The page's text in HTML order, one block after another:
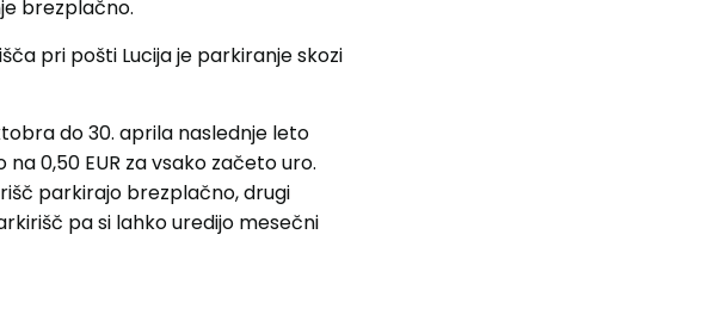
brezplačno.
pri pošti Lucija je parkiranje skozi
do 30. aprila naslednje leto
0,50 EUR za vsako začeto uro.
parkirajo brezplačno, drugi
pa si lahko uredijo mesečni